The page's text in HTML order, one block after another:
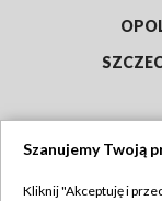
Szanujemy Twoją
Kliknij "Akceptuję i